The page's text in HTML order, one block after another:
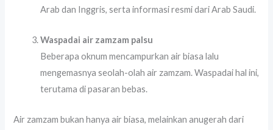
Arab dan Inggris, serta informasi resmi dari Arab Saudi.
Waspadai air zamzam palsu
Beberapa oknum mencampurkan air biasa lalu
mengemasnya seolah-olah air zamzam. Waspadai hal ini,
terutama di pasaran bebas.
Air zamzam bukan hanya air biasa, melainkan anugerah dari